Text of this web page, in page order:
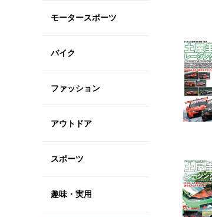
モータースポーツ
バイク
ファッション
アウトドア
スポーツ
趣味・実用